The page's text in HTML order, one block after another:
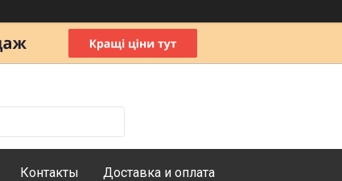
Контакты Доставка и оплата